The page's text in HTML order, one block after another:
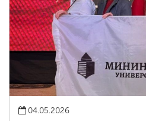
04.05.2026